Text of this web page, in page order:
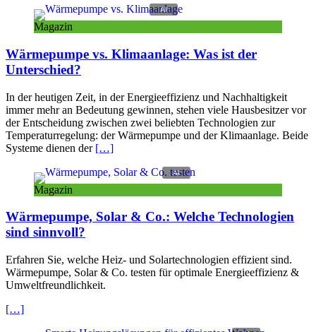
Magazin
Wärmepumpe vs. Klimaanlage: Was ist der
Unterschied?
In der heutigen Zeit, in der Energieeffizienz und Nachhaltigkeit
immer mehr an Bedeutung gewinnen, stehen viele Hausbesitzer vor
der Entscheidung zwischen zwei beliebten Technologien zur
Temperaturregelung: der Wärmepumpe und der Klimaanlage. Beide
Systeme dienen der […]
Magazin
Wärmepumpe, Solar & Co.: Welche Technologien
sind sinnvoll?
Erfahren Sie, welche Heiz- und Solartechnologien effizient sind.
Wärmepumpe, Solar & Co. testen für optimale Energieeffizienz &
Umweltfreundlichkeit.
[…]